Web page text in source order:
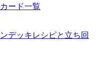
ード一覧
デッキレシピと立ち回